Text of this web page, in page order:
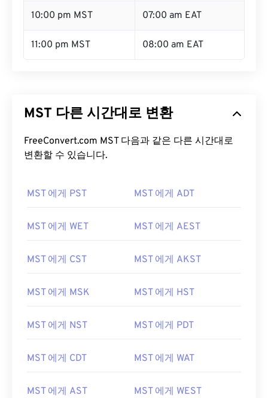
10:00 pm MST 07:00 am EAT
11:00 pm MST 08:00 am EAT
MST 다른 시간대로 변환
FreeConvert.com MST 다음과 같은 다른 시간대로
변환할 수 있습니다.
MST 에게 PST MST 에게 ADT
MST 에게 WET MST 에게 AEST
MST 에게 CST MST 에게 AKST
MST 에게 MSK MST 에게 HST
MST 에게 NST MST 에게 PDT
MST 에게 CDT MST 에게 WAT
MST 에게 AST MST 에게 WEST